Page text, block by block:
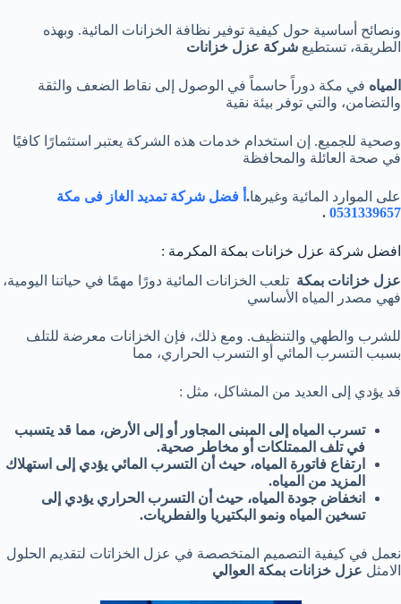
ونصائح أساسية حول كيفية توفير نظافة الخزانات المائية. وبهذه
الطريقة، تستطيع شركة عزل خزانات
المياه في مكة دوراً حاسماً في الوصول إلى نقاط الضعف والثقة
والتضامن، والتي توفر بيئة نقية
وصحية للجميع. إن استخدام خدمات هذه الشركة يعتبر استثمارًا كافيًا
في صحة العائلة والمحافظة
على الموارد المائية وغيرها. أ فضل شركة تمديد الغاز فى مكة
0531339657
.
افضل شركة عزل خزانات بمكة المكرمة :
عزل خزانات بمكة تلعب الخزانات المائية دورًا مهمًا في حياتنا اليومية،
فهي مصدر المياه الأساسي
للشرب والطهي والتنظيف. ومع ذلك، فإن الخزانات معرضة للتلف
بسبب التسرب المائي أو التسرب الحراري، مما
قد يؤدي إلى العديد من المشاكل، مثل :
تسرب المياه إلى المبنى المجاور أو إلى الأرض، مما قد يتسبب
في تلف الممتلكات أو مخاطر صحية.
ارتفاع فاتورة المياه، حيث أن التسرب المائي يؤدي إلى استهلاك
المزيد من المياه.
انخفاض جودة المياه، حيث أن التسرب الحراري يؤدي إلى
تسخين المياه ونمو البكتيريا والفطريات.
نعمل في كيفية التصميم المتخصصة في عزل الخزاتات لتقديم الحلول
الامثل عزل خزانات بمكة العوالي